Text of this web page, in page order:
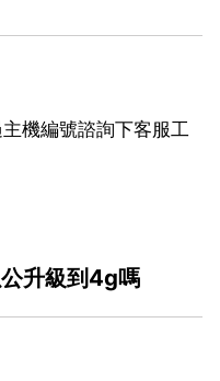
機編號諮詢下客服工
升級到4g嗎